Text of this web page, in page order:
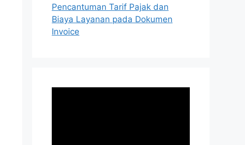
Pencantuman Tarif Pajak dan
Biaya Layanan pada Dokumen
Invoice